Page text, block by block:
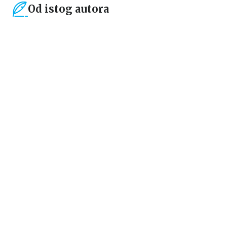
Od istog autora